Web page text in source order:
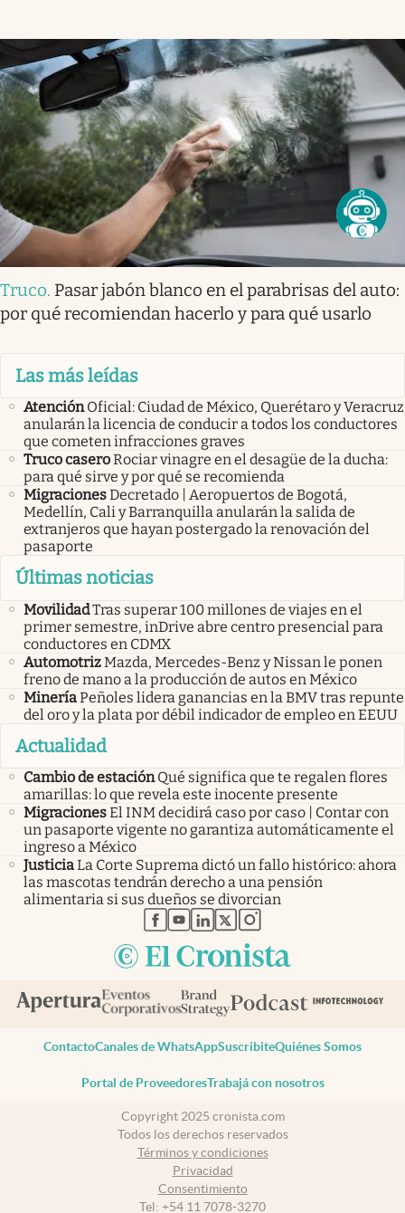
Truco. Pasar jabón blanco en el parabrisas del auto:
por qué recomiendan hacerlo y para qué usarlo
Las más leídas
Atención Oficial: Ciudad de México, Querétaro y Veracruz
anularán la licencia de conducir a todos los conductores
que cometen infracciones graves
Truco caseroRociar vinagre en el desagüe de la ducha:
para qué sirve y por qué se recomienda
MigracionesDecretado | Aeropuertos de Bogotá,
Medellín, Cali y Barranquilla anularán la salida de
extranjeros que hayan postergado la renovación del
pasaporte
Últimas noticias
MovilidadTras superar 100 millones de viajes en el
primer semestre, inDrive abre centro presencial para
conductores en CDMX
AutomotrizMazda, Mercedes-Benz y Nissan le ponen
freno de mano a la producción de autos en México
MineríaPeñoles lidera ganancias en la BMV tras repunte
del oro y la plata por débil indicador de empleo en EEUU
Actualidad
Cambio de estación Qué significa que te regalen flores
amarillas: lo que revela este inocente presente
MigracionesEl INM decidirá caso por caso | Contar con
un pasaporte vigente no garantiza automáticamente el
ingreso a México
JusticiaLa Corte Suprema dictó un fallo histórico: ahora
las mascotas tendrán derecho a una pensión
alimentaria si sus dueños se divorcian
abre en nueva pestaña
abre en nueva pestaña
abre en nueva pestaña
abre en nueva pestaña
abre en nueva pestaña
ContactoCanales de WhatsAppSuscribiteQuiénes Somos
Portal de ProveedoresTrabajá con nosotros
Copyright 2025 cronista.com
Todos los derechos reservados
Términos y condiciones
Privacidad
Consentimiento
Tel: +54 11 7078-3270